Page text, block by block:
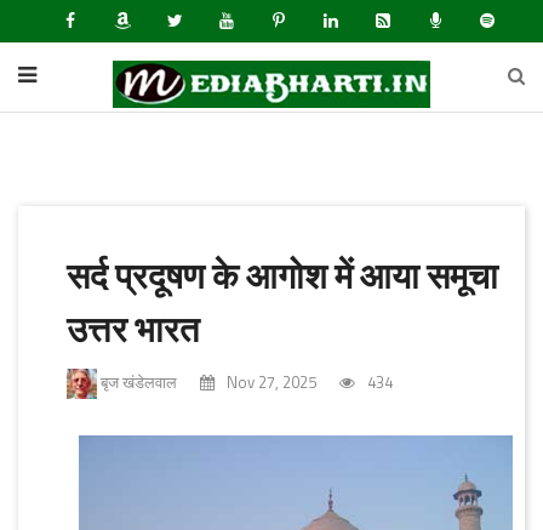
सर्द प्रदूषण के आगोश में आया समूचा
उत्तर भारत
बृज खंडेलवाल Nov 27, 2025 434